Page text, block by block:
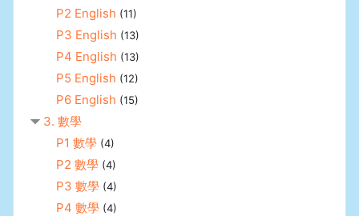
P2 English (11)
P3 English (13)
P4 English (13)
P5 English (12)
P6 English (15)
3. 數學
P1 數學 (4)
P2 數學 (4)
P3 數學 (4)
P4 數學 (4)